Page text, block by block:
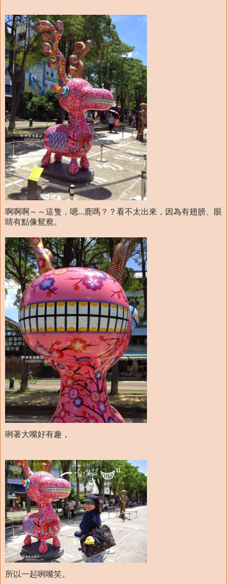
啊啊啊～～這隻，嗯...鹿嗎？？看不太出來，因為有翅膀、眼
睛有點像鴛鴦。
咧著大嘴好有趣，
所以一起咧嘴笑。